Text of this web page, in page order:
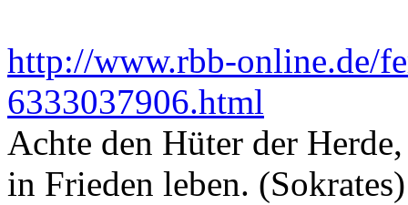
http://www.rbb-online.de/
6333037906.html
Achte den Hüter der
in Frieden leben. (Sokrates)